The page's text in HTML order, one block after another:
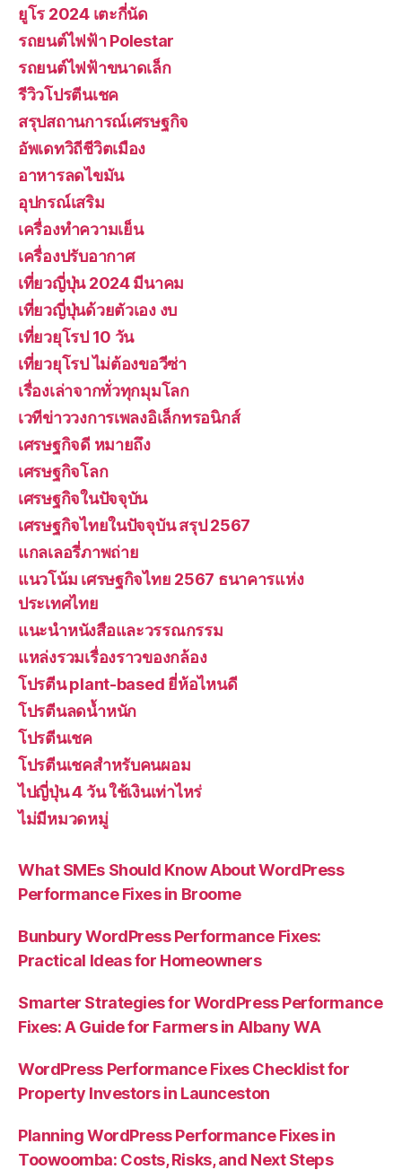
ยูโร 2024 เตะกี่นัด
รถยนต์ไฟฟ้า Polestar
รถยนต์ไฟฟ้าขนาดเล็ก
รีวิวโปรตีนเชค
สรุปสถานการณ์เศรษฐกิจ
อัพเดทวิถีชีวิตเมือง
อาหารลดไขมัน
อุปกรณ์เสริม
เครื่องทำความเย็น
เครื่องปรับอากาศ
เที่ยวญี่ปุ่น 2024 มีนาคม
เที่ยวญี่ปุ่นด้วยตัวเอง งบ
เที่ยวยุโรป 10 วัน
เที่ยวยุโรป ไม่ต้องขอวีซ่า
เรื่องเล่าจากทั่วทุกมุมโลก
เวทีข่าววงการเพลงอิเล็กทรอนิกส์
เศรษฐกิจดี หมายถึง
เศรษฐกิจโลก
เศรษฐกิจในปัจจุบัน
เศรษฐกิจไทยในปัจจุบัน สรุป 2567
แกลเลอรี่ภาพถ่าย
แนวโน้ม เศรษฐกิจไทย 2567 ธนาคารแห่ง
ประเทศไทย
แนะนำหนังสือและวรรณกรรม
แหล่งรวมเรื่องราวของกล้อง
โปรตีน plant-based ยี่ห้อไหนดี
โปรตีนลดน้ำหนัก
โปรตีนเชค
โปรตีนเชคสำหรับคนผอม
ไปญี่ปุ่น 4 วัน ใช้เงินเท่าไหร่
ไม่มีหมวดหมู่
What SMEs Should Know About WordPress
Performance Fixes in Broome
Bunbury WordPress Performance Fixes:
Practical Ideas for Homeowners
Smarter Strategies for WordPress Performance
Fixes: A Guide for Farmers in Albany WA
WordPress Performance Fixes Checklist for
Property Investors in Launceston
Planning WordPress Performance Fixes in
Toowoomba: Costs, Risks, and Next Steps